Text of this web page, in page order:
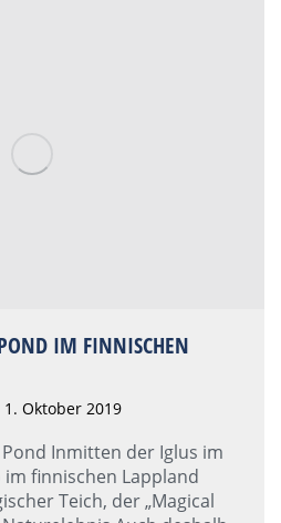
IM FINNISCHEN
1. Oktober 2019
Inmitten der Iglus im
finnischen Lappland
Teich, der „Magical